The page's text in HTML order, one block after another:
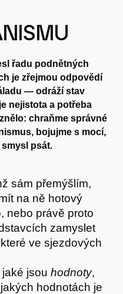
řadu podnětných
je zřejmou odpovědí
— odráží stav
nejistota a potřeba
chraňme správné
bojujme s mocí,
psát.
sám přemýšlím,
na ně hotový
nebo právě proto
zamyslet
ve sjezdových
jaké jsou hodnoty,
hodnotách je